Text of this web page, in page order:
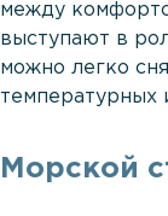
между
выступают в
можно легко
температурных
Морской